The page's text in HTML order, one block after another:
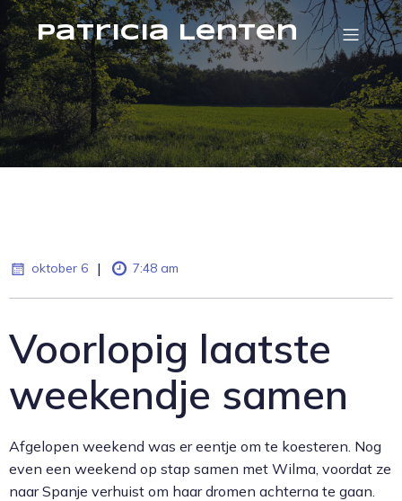
Patricia Lenten
oktober 6 | 7:48 am
Voorlopig laatste
weekendje samen
Afgelopen weekend was er eentje om te koesteren. Nog
even een weekend op stap samen met Wilma, voordat ze
naar Spanje verhuist om haar dromen achterna te gaan.